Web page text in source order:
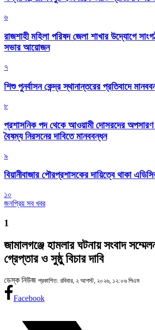
৬
রাজশাহী মহিলা পরিষদ জেলা শাখার উদ্যোগে
সভার আয়োজন
৭
শিশু পুনর্বাসন কেন্দ্র স্থানান্তরের প্রতিবাদে
৮
প্রশাসনিক পদ থেকে আওয়ামী দোসরদের অপসারণ
বৈষম্য নিরসনের দাবিতে মানববন্ধন
৯
বিয়ানীবাজার পৌরপ্রশাসকের দায়িত্বে থাকা
১০
জনপ্রিয় সব খবর
1
জামালগঞ্জে হামলার ঘটনায় সংবাদ
গ্রেপ্তার ও সুষ্ঠু বিচার দাবি
ডেস্ক নিউজ প্রকাশিত: রবিবার, ২ আগস্ট, ২০২৬, ১২:০৬ পিএম
Facebook